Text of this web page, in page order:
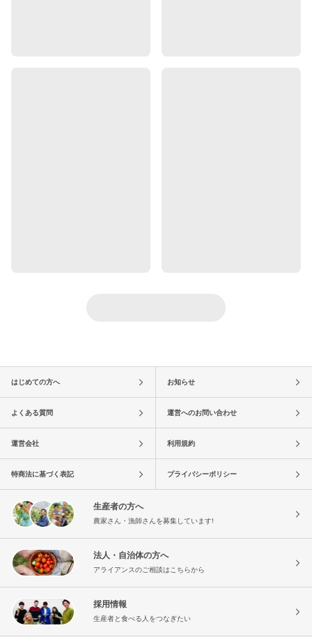
はじめての方へ お知らせ
よくある質問 運営へのお問い合わせ
運営会社 利用規約
特商法に基づく表記 プライバシーポリシー
生産者の方へ
農家さん・漁師さんを募集しています!
法人・自治体の方へ
アライアンスのご相談はこちらから
採用情報
生産者と食べる人をつなぎたい